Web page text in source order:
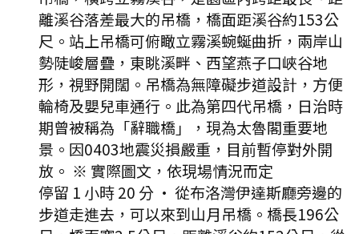
離溪谷落差最大的吊橋，橋面距溪谷約153公
尺。站上吊橋可俯瞰立霧溪蜿蜒曲折，兩岸山
勢陡峻層疊，東眺溪畔、西望燕子口峽谷地
形，視野開闊。吊橋為無障礙步道設計，方便
輪椅及嬰兒車通行。此為第四代吊橋，日治時
期曾被稱為「辭職橋」，現為太魯閣重要地
景。因0403地震災損嚴重，目前暫停對外開
放。 ※ 實際圖文，依現場情況而定
停留 1 小時 20 分 · 從布洛灣伊達斯廳旁邊的
步道走進去，可以來到山月吊橋。橋長196公